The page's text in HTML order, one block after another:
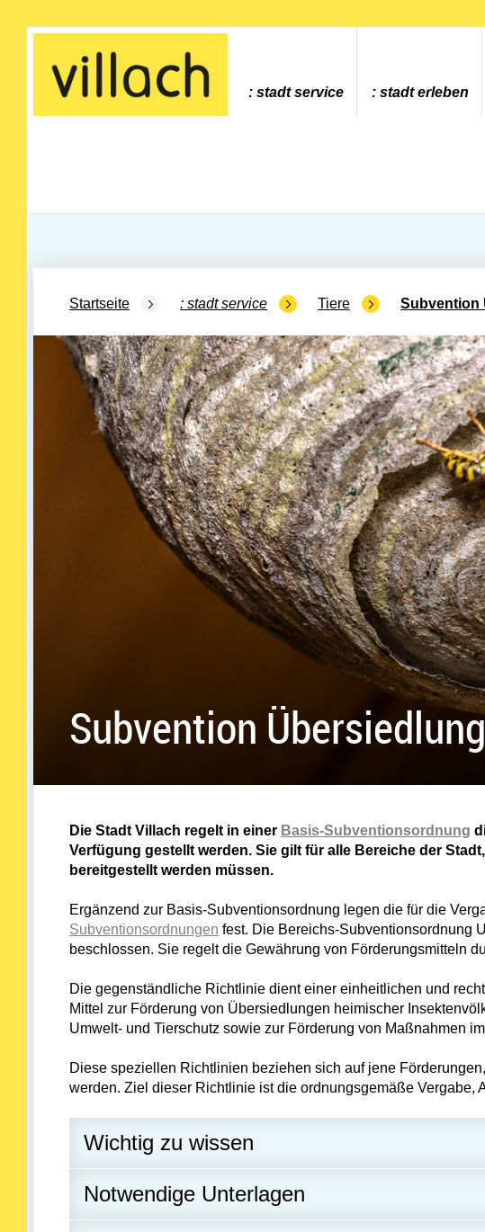
Gehe zur Startseite
stadt service stadt erleben
Startseite stadt service Tiere Subvention
Subvention
Die Stadt Villach regelt in einer Basis-Subventionsordnung
Verfügung gestellt werden. Sie gilt für alle Bereiche der
bereitgestellt werden müssen.
Ergänzend zur Basis-Subventionsordnung legen die für die
Subventionsordnungen fest. Die Bereichs-Subventionsordnung
beschlossen. Sie regelt die Gewährung von Förderungsmitteln
Die gegenständliche Richtlinie dient einer einheitlichen und
Mittel zur Förderung von Übersiedlungen heimischer
Umwelt- und Tierschutz sowie zur Förderung von Maßnahmen
Diese speziellen Richtlinien beziehen sich auf jene
werden. Ziel dieser Richtlinie ist die ordnungsgemäße
Wichtig zu wissen
Notwendige Unterlagen